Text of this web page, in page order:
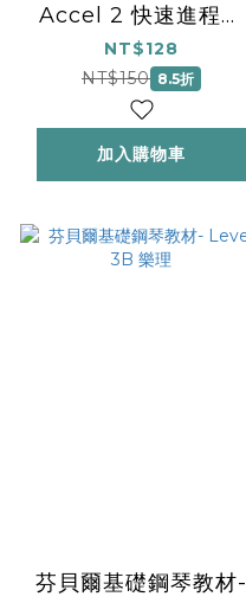
Accel 2 快速進程系
列 Accel 2 技巧
NT$128
NT$150 8.5折
加入購物車
芬貝爾基礎鋼琴教材-